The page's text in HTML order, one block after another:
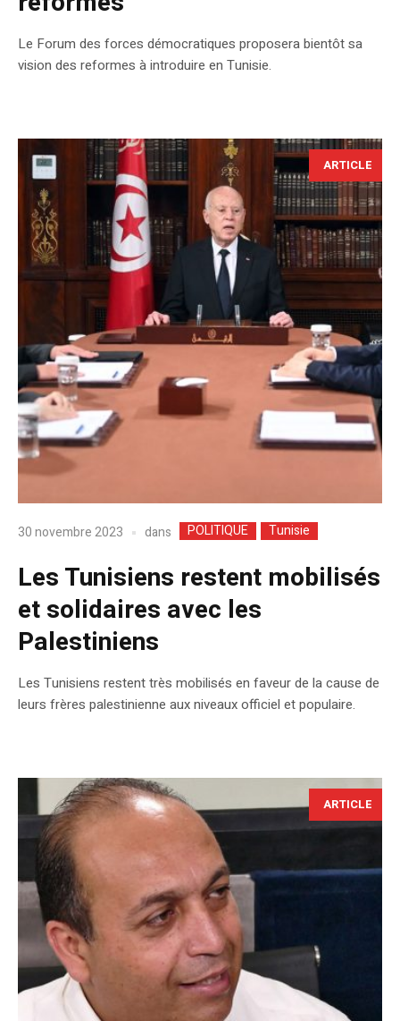
Le Forum des forces démocratiques proposera bientôt sa
vision des reformes à introduire en Tunisie.
ARTICLE
30 novembre 2023 dans POLITIQUE Tunisie
Les Tunisiens restent mobilisés
et solidaires avec les
Palestiniens
Les Tunisiens restent très mobilisés en faveur de la cause de
leurs frères palestinienne aux niveaux officiel et populaire.
ARTICLE